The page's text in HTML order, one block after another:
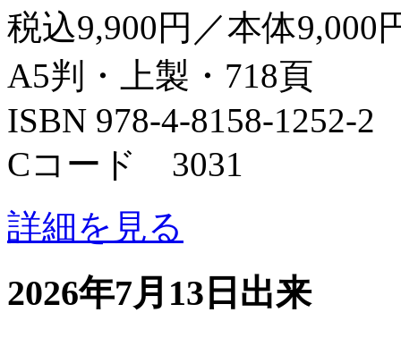
税込9,900円／本体9,000
A5判・上製・718頁
ISBN 978-4-8158-1252-2
Cコード 3031
詳細を見る
2026年7月13日出来